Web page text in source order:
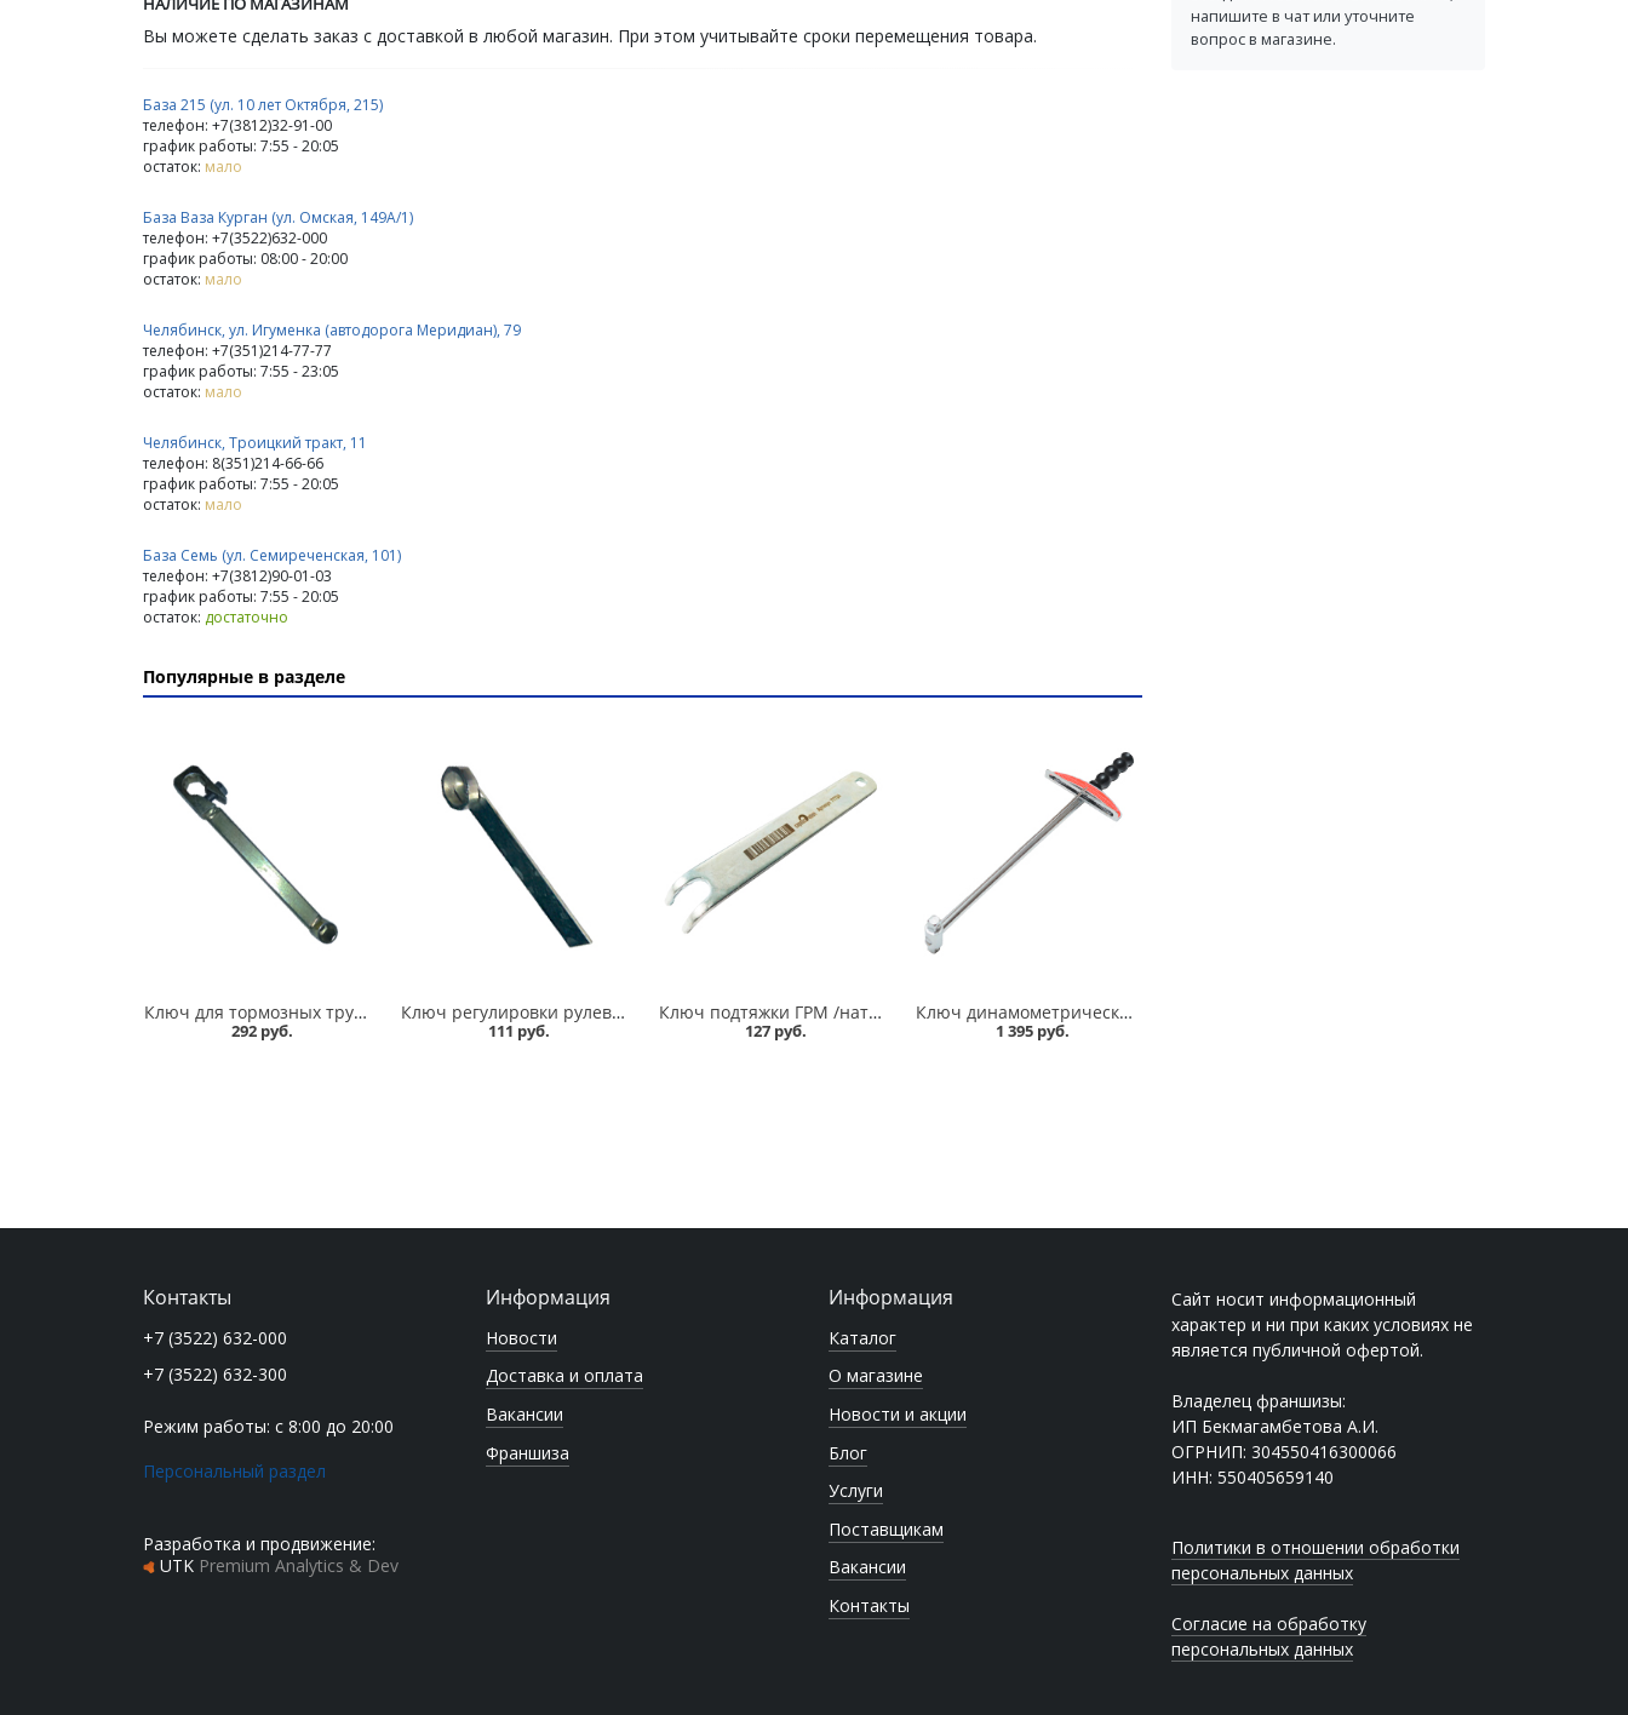
Вы можете сделать заказ с доставкой в любой магазин. При этом учитывайте сроки перемещения товара.
База 215 (ул. 10 лет Октября, 215)
телефон: +7(3812)32-91-00
график работы: 7:55 - 20:05
остаток: мало
База Ваза Курган (ул. Омская, 149А/1)
телефон: +7(3522)632-000
график работы: 08:00 - 20:00
остаток: мало
Челябинск, ул. Игуменка (автодорога Меридиан), 79
телефон: +7(351)214-77-77
график работы: 7:55 - 23:05
остаток: мало
Челябинск, Троицкий тракт, 11
телефон: 8(351)214-66-66
график работы: 7:55 - 20:05
остаток: мало
База Семь (ул. Семиреченская, 101)
телефон: +7(3812)90-01-03
график работы: 7:55 - 20:05
остаток: достаточно
Популярные в разделе
Ключ для тормозных трубок 10*12 усиленный в Кургане
292 руб.
Ключ регулировки рулевой рейки 2110-012 в Кургане
111 руб.
Ключ подтяжки ГРМ /натяжитель ролика/ 2108-2110-2112 Сервис ключ в Кургане
127 руб.
Ключ динамометрический шкальный 1/2 Сервис ключ в Кургане
1 395 руб.
напишите в чат или уточните
вопрос в магазине.
Информация
Новости
Доставка и оплата
Вакансии
Франшиза
Информация
Каталог
О магазине
Новости и акции
Блог
Услуги
Поставщикам
Вакансии
Контакты
Сайт носит информационный
характер и ни при каких условиях не
является публичной офертой.
Владелец франшизы:
ИП Бекмагамбетова А.И.
ОГРНИП: 304550416300066
ИНН: 550405659140
Политики в отношении обработки
персональных данных
Согласие на обработку
персональных данных
Контакты
+7 (3522) 632-000
+7 (3522) 632-300
Режим работы: с 8:00 до 20:00
Персональный раздел
Разработка и продвижение:
UTK Premium Analytics & Dev